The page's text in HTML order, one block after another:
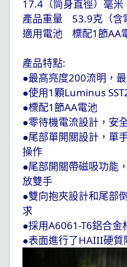
17.4 （筒身直徑）毫米
產品重量 53.9克（含
適用電池
標配1 節AA
產品特點:
●最高亮度200流明，
●使用1顆Luminus
●標配1 節AA電池
●零待機電流設計，安
●尾部單開關設計，單
操作
●尾部開關帶磁吸功能
放雙手
●雙向抱夾設計和尾部
求
●採用A6061-T6鋁合金
●表面進行了HAIII硬質